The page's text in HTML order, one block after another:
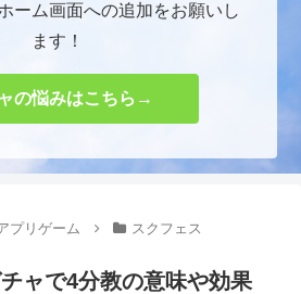
ーム画面への追加をお願いし
ます！
の悩みはこちら→
プリゲーム スクフェス
ャで4分教の意味や効果